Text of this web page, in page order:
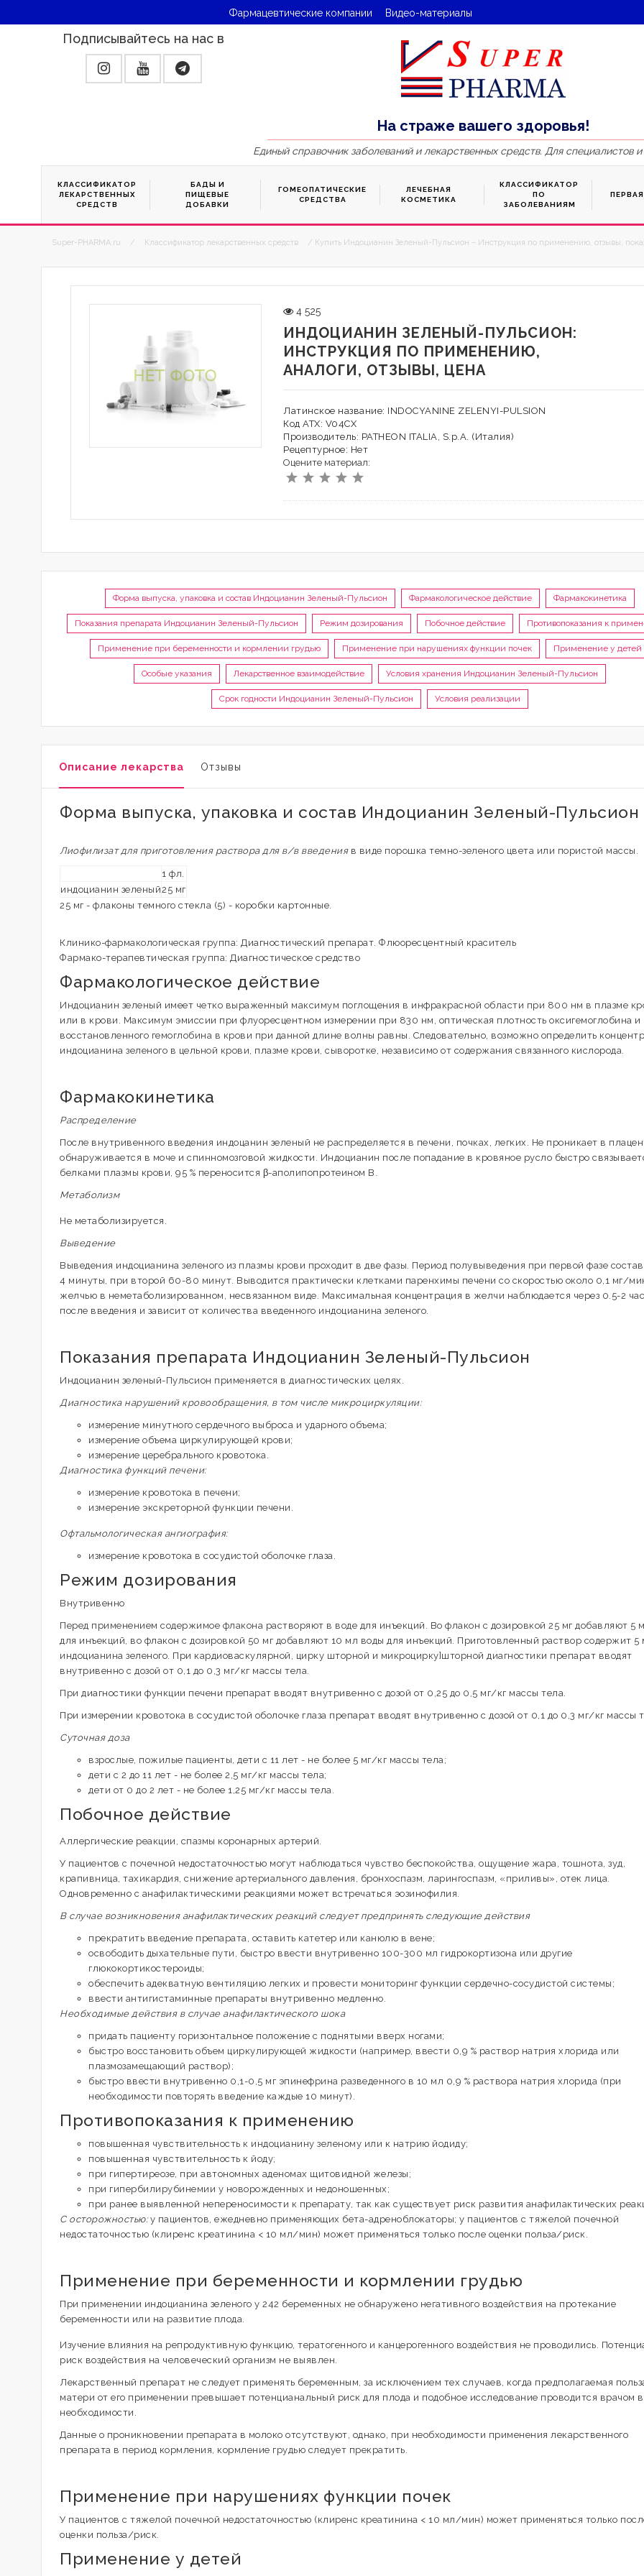
Фармацевтические компании Видео-материалы
Подписывайтесь на нас в
На страже вашего здоровья!
Единый справочник заболеваний и лекарственных средств. Для специалистов
КЛАССИФИКАТОР
ЛЕКАРСТВЕННЫХ
СРЕДСТВ
БАДЫ И
ПИЩЕВЫЕ
ДОБАВКИ
ГОМЕОПАТИЧЕСКИЕ
СРЕДСТВА
ЛЕЧЕБНАЯ
КОСМЕТИКА
КЛАССИФИКАТОР
ПО
ЗАБОЛЕВАНИЯМ
Super-PHARMA.ru / Классификатор лекарственных средств / Купить Индоцианин Зеленый-Пульсион – Инструкция по применению, отзывы,
4 525
ИНДОЦИАНИН ЗЕЛЕНЫЙ-ПУЛЬСИОН:
ИНСТРУКЦИЯ ПО ПРИМЕНЕНИЮ,
АНАЛОГИ, ОТЗЫВЫ, ЦЕНА
Латинское название: INDOCYANINE ZELENYI-PULSION
Код АТХ: V04CX
Производитель: PATHEON ITALIA, S.p.A. (Италия)
Рецептурное: Нет
Оцените материал:
Форма выпуска, упаковка и состав Индоцианин Зеленый-Пульсион Фармакологическое действие Фармакокинетика
Показания препарата Индоцианин Зеленый-Пульсион Режим дозирования Побочное действие Противопоказания к
Применение при беременности и кормлении грудью Применение при нарушениях функции почек Применение у детей
Особые указания Лекарственное взаимодействие Условия хранения Индоцианин Зеленый-Пульсион
Срок годности Индоцианин Зеленый-Пульсион Условия реализации
Описание лекарства Отзывы
Форма выпуска, упаковка и состав Индоцианин Зеленый-Пульсион
Лиофилизат для приготовления раствора для в/в введенияв виде порошка темно-зеленого цвета или пористой массы.
1 фл.
индоцианин зеленый25 мг
25 мг - флаконы темного стекла (5) - коробки картонные.
Клинико-фармакологическая группа: Диагностический препарат. Флюоресцентный краситель
Фармако-терапевтическая группа: Диагностическое средство
Фармакологическое действие
Индоцианин зеленый имеет четко выраженный максимум поглощения в инфракрасной области при 800 нм в плазме
или в крови. Максимум эмиссии при флуоресцентном измерении при 830 нм, оптическая плотность оксигемоглобина и
восстановленного гемоглобина в крови при данной длине волны равны. Следовательно, возможно определить
индоцианина зеленого в цельной крови, плазме крови, сыворотке, независимо от содержания связанного кислорода.
Фармакокинетика
Распределение
После внутривенного введения индоцанин зеленый не распределяется в печени, почках, легких. Не проникает в
обнаруживается в моче и спинномозговой жидкости. Индоцианин после попадание в кровяное русло быстро
белками плазмы крови, 95 % переносится β-аполипопротеином В.
Метаболизм
Не метаболизируется.
Выведение
Выведения индоцианина зеленого из плазмы крови проходит в две фазы. Период полувыведения при первой фазе
4 минуты, при второй 60-80 минут. Выводится практически клетками паренхимы печени со скоростью около 0,1 мг/
желчью в неметаболизированном, несвязанном виде. Максимальная концентрация в желчи наблюдается через 0.5-2
после введения и зависит от количества введенного индоцианина зеленого.
Показания препарата Индоцианин Зеленый-Пульсион
Индоцианин зеленый-Пульсион применяется в диагностических целях.
Диагностика нарушений кровообращения, в том числе микроциркуляции:
измерение минутного сердечного выброса и ударного объема;
измерение объема циркулирующей крови;
измерение церебрального кровотока.
Диагностика функций печени:
измерение кровотока в печени;
измерение экскреторной функции печени.
Офтальмологическая ангиография:
измерение кровотока в сосудистой оболочке глаза.
Режим дозирования
Внутривенно
Перед применением содержимое флакона растворяют в воде для инъекций. Во флакон с дозировкой 25 мг добавляют 5
для инъекций, во флакон с дозировкой 50 мг добавляют 10 мл воды для инъекций. Приготовленный раствор содержит
индоцианина зеленого. При кардиоваскулярной, цирку шторной и микроцирку]шторной диагностики препарат вводят
внутривенно с дозой от 0,1 до 0,3 мг/кг массы тела.
При диагностики функции печени препарат вводят внутривенно с дозой от 0,25 до 0,5 мг/кг массы тела.
При измерении кровотока в сосудистой оболочке глаза препарат вводят внутривенно с дозой от 0,1 до 0,3 мг/кг массы
Суточная доза
взрослые, пожилые пациенты, дети с 11 лет - не более 5 мг/кг массы тела;
дети с 2 до 11 лет - не более 2,5 мг/кг массы тела;
дети от 0 до 2 лет - не более 1,25 мг/кг массы тела.
Побочное действие
Аллергические реакции, спазмы коронарных артерий.
У пациентов с почечной недостаточностью могут наблюдаться чувство беспокойства, ощущение жара, тошнота, зуд,
крапивница, тахикардия, снижение артериального давления, бронхоспазм, ларингоспазм, «приливы», отек лица.
Одновременно с анафилактическими реакциями может встречаться эозинофилия.
В случае возникновения анафилактических реакций следует предпринять следующие действия
прекратить введение препарата, оставить катетер или канюлю в вене;
освободить дыхательные пути, быстро ввести внутривенно 100-300 мл гидрокортизона или другие
глюкокортикостероиды;
обеспечить адекватную вентиляцию легких и провести мониторинг функции сердечно-сосудистой системы;
ввести антигистаминные препараты внутривенно медленно.
Необходимые действия в случае анафилактического шока
придать пациенту горизонтальное положение с поднятыми вверх ногами;
быстро восстановить объем циркулирующей жидкости (например, ввести 0,9 % раствор натрия хлорида или
плазмозамещающий раствор);
быстро ввести внутривенно 0,1-0,5 мг эпинефрина разведенного в 10 мл 0,9 % раствора натрия хлорида (при
необходимости повторять введение каждые 10 минут).
Противопоказания к применению
повышенная чувствительность к индоцианину зеленому или к натрию йодиду;
повышенная чувствительность к йоду;
при гипертиреозе, при автономных аденомах щитовидной железы;
при гипербилирубинемии у новорожденных и недоношенных;
при ранее выявленной непереносимости к препарату, так как существует риск развития анафилактических
С осторожностью:у пациентов, ежедневно применяющих бета-адреноблокаторы; у пациентов с тяжелой почечной
недостаточностью (клиренс креатинина < 10 мл/мин) может применяться только после оценки польза/риск.
Применение при беременности и кормлении грудью
При применении индоцианина зеленого у 242 беременных не обнаружено негативного воздействия на протекание
беременности или на развитие плода.
Изучение влияния на репродуктивную функцию, тератогенного и канцерогенного воздействия не проводились.
риск воздействия на человеческий организм не выявлен.
Лекарственный препарат не следует применять беременным, за исключением тех случаев, когда предполагаемая
матери от его применении превышает потенцианальный риск для плода и подобное исследование проводится врачом
необходимости.
Данные о проникновении препарата в молоко отсутствуют, однако, при необходимости применения лекарственного
препарата в период кормления, кормление грудью следует прекратить.
Применение при нарушениях функции почек
У пациентов с тяжелой почечной недостаточностью (клиренс креатинина < 10 мл/мин) может применяться только
оценки польза/риск.
Применение у детей